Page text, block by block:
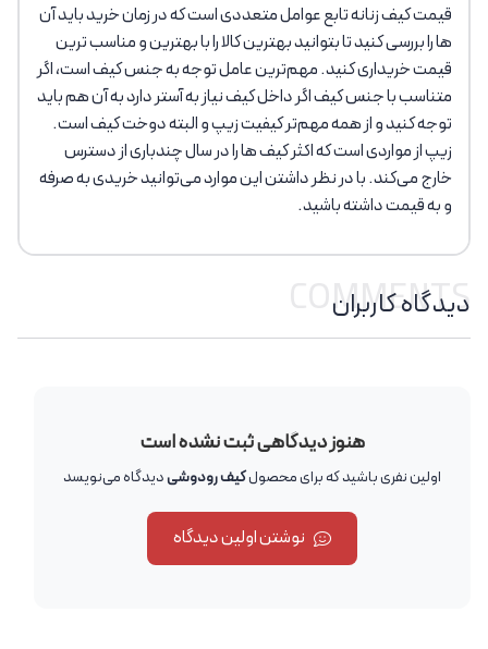
قیمت کیف زنانه تابع عوامل متعددی است که در زمان خرید باید آن
ها را بررسی کنید تا بتوانید بهترین کالا را با بهترین و مناسب ترین
قیمت خریداری کنید. مهم‌ترین عامل توجه به جنس کیف است، اگر
متناسب با جنس کیف اگر داخل کیف نیاز به آستر دارد به آن هم باید
توجه کنید و از همه مهم‌تر کیفیت زیپ و البته دوخت کیف است.
زیپ از مواردی است که اکثر کیف ها را در سال چندباری از دسترس
خارج می‌کند. با در نظر داشتن این موارد می‌توانید خریدی به صرفه
و به قیمت داشته باشید.
دیدگاه کاربران
COMMENTS
هنوز دیدگاهی ثبت نشده است
اولین نفری باشید که برای محصولکیف رودوشیدیدگاه می‌نویسد
نوشتن اولین دیدگاه